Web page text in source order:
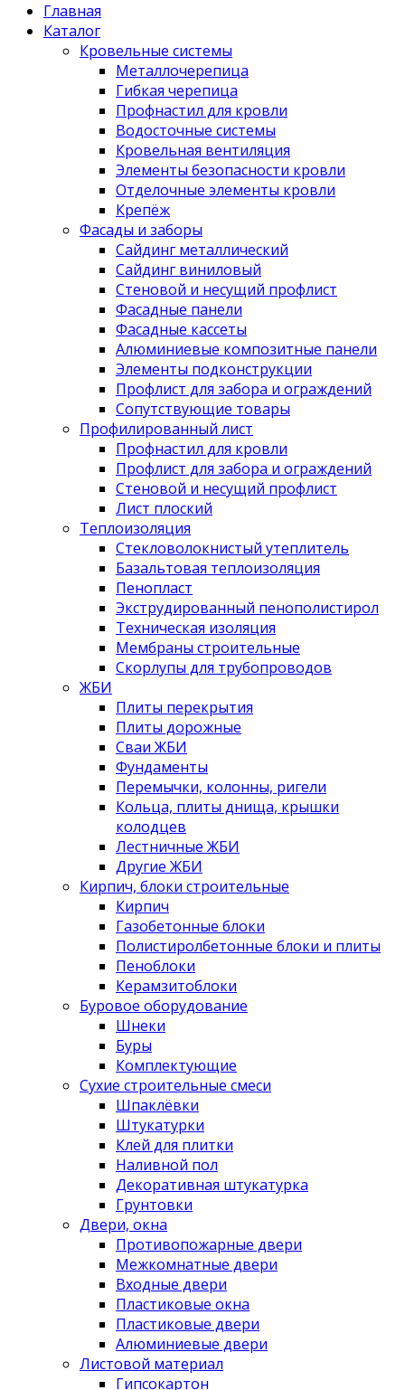
Главная
Каталог
Кровельные системы
Металлочерепица
Гибкая черепица
Профнастил для кровли
Водосточные системы
Кровельная вентиляция
Элементы безопасности кровли
Отделочные элементы кровли
Крепёж
Фасады и заборы
Сайдинг металлический
Сайдинг виниловый
Стеновой и несущий профлист
Фасадные панели
Фасадные кассеты
Алюминиевые композитные панели
Элементы подконструкции
Профлист для забора и ограждений
Сопутствующие товары
Профилированный лист
Профнастил для кровли
Профлист для забора и ограждений
Стеновой и несущий профлист
Лист плоский
Теплоизоляция
Стекловолокнистый утеплитель
Базальтовая теплоизоляция
Пенопласт
Экструдированный пенополистирол
Техническая изоляция
Мембраны строительные
Скорлупы для трубопроводов
ЖБИ
Плиты перекрытия
Плиты дорожные
Сваи ЖБИ
Фундаменты
Перемычки, колонны, ригели
Кольца, плиты днища, крышки
колодцев
Лестничные ЖБИ
Другие ЖБИ
Кирпич, блоки строительные
Кирпич
Газобетонные блоки
Полистиролбетонные блоки и плиты
Пеноблоки
Керамзитоблоки
Буровое оборудование
Шнеки
Буры
Комплектующие
Сухие строительные смеси
Шпаклёвки
Штукатурки
Клей для плитки
Наливной пол
Декоративная штукатурка
Грунтовки
Двери, окна
Противопожарные двери
Межкомнатные двери
Входные двери
Пластиковые окна
Пластиковые двери
Алюминиевые двери
Листовой материал
Гипсокартон